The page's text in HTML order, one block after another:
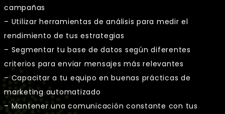
campañas
– Utilizar herramientas de análisis para medir el
rendimiento de tus estrategias
– Segmentar tu base de datos según diferentes
criterios para enviar mensajes más relevantes
– Capacitar a tu equipo en buenas prácticas de
marketing automatizado
– Mantener una comunicación constante con tus